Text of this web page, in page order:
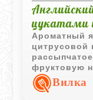
Ароматный
цитрусовой
фруктовую
особенно
семейного
Вилка